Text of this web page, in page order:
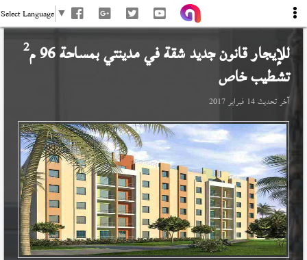
Select Language ▼
للإيجار قانون جديد شقة فيمدينتيبمساحة 96 م 2
تشطيب خاص
آخر تحديث14 فبراير 2017